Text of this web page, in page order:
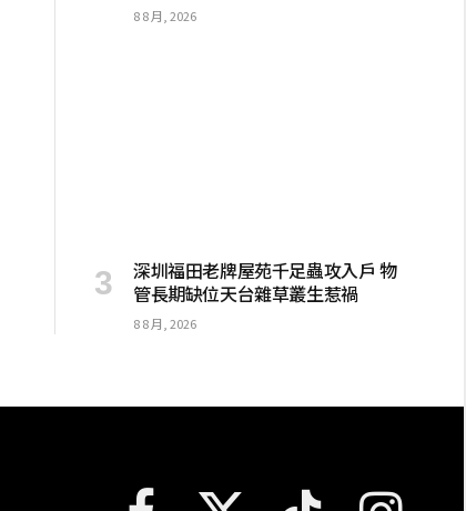
8 8 月, 2026
深圳福田老牌屋苑千足蟲攻入戶 物
管長期缺位天台雜草叢生惹禍
8 8 月, 2026